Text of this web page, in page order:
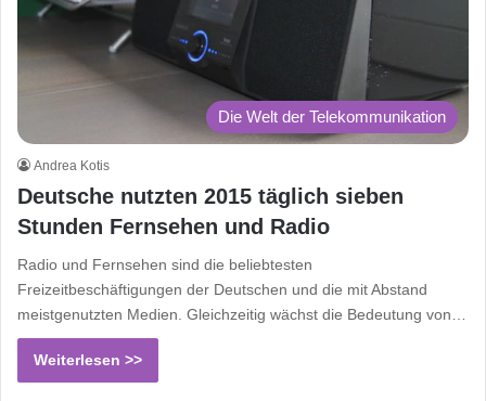
Die Welt der Telekommunikation
Andrea Kotis
Deutsche nutzten 2015 täglich sieben
Stunden Fernsehen und Radio
Radio und Fernsehen sind die beliebtesten
Freizeitbeschäftigungen der Deutschen und die mit Abstand
meistgenutzten Medien. Gleichzeitig wächst die Bedeutung von…
Weiterlesen >>